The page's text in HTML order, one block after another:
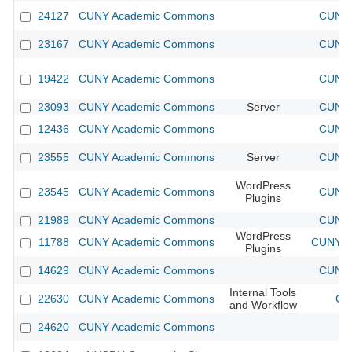
24127
CUNY Academic Commons
23167 CUNY Academic Commons
19422 CUNY Academic Commons
23093 CUNY Academic Commons Server
12436
CUNY Academic Commons
23555 CUNY Academic Commons Server
23545 CUNY Academic Commons
WordPress
Plugins
21989 CUNY Academic Commons
11788
CUNY Academic Commons
WordPress
Plugins
CUNY
14629 CUNY Academic Commons
22630 CUNY Academic Commons
Internal Tools
and Workflow
24620 CUNY Academic Commons